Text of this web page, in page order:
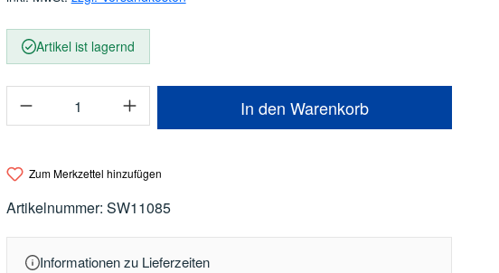
Artikel ist lagernd
Produkt Anzahl: Gib den gewünschten Wert ein
In den Warenkorb
Zum Merkzettel hinzufügen
Artikelnummer: SW11085
Informationen zu Lieferzeiten